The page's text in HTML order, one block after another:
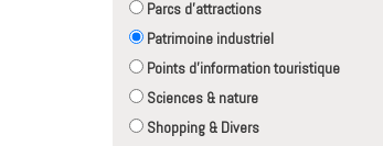
Parcs d'attractions
Patrimoine industriel
Points d'information touristique
Sciences & nature
Shopping & Divers